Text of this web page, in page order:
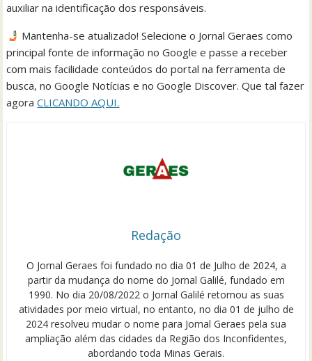
auxiliar na identificação dos responsáveis.
Mantenha-se atualizado! Selecione o Jornal Geraes como
principal fonte de informação no Google e passe a receber
com mais facilidade conteúdos do portal na ferramenta de
busca, no Google Notícias e no Google Discover. Que tal fazer
agoraCLICANDO AQUI.
Redação
O Jornal Geraes foi fundado no dia 01 de Julho de 2024, a
partir da mudança do nome do Jornal Galilé, fundado em
1990. No dia 20/08/2022 o Jornal Galilé retornou as suas
atividades por meio virtual, no entanto, no dia 01 de julho de
2024 resolveu mudar o nome para Jornal Geraes pela sua
ampliação além das cidades da Região dos Inconfidentes,
abordando toda Minas Gerais.